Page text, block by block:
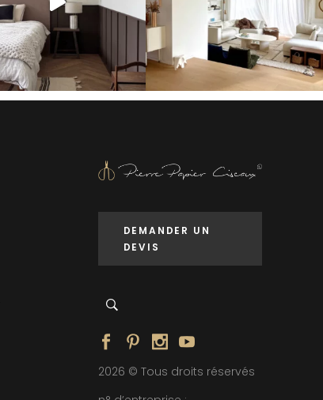
DEMANDER UN
DEVIS
2026 © Tous droits réservés